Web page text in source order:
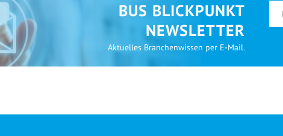
BUS BLICKPUNKT
NEWSLETTER
Aktuelles Branchenwissen per E-Mail.